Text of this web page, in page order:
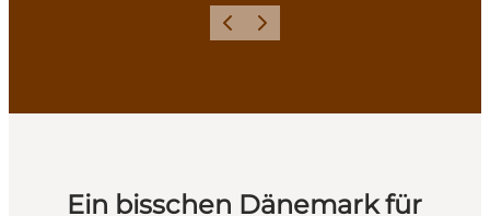
ZurückWeiter
Ein bisschen Dänemark für